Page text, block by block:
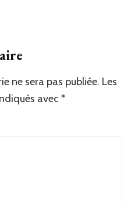
ne sera pas publiée. Les
avec *